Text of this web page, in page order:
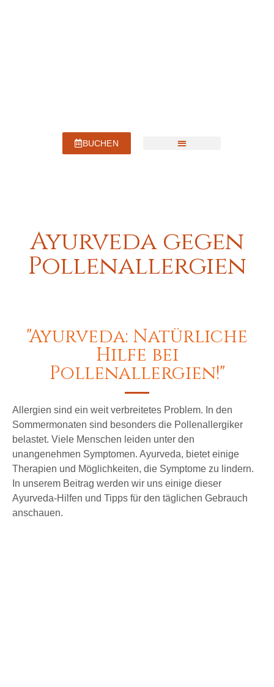
BUCHEN
Ayurveda gegen
Pollenallergien
"Ayurveda: Natürliche
Hilfe bei
Pollenallergien!"
Allergien sind ein weit verbreitetes Problem. In den
Sommermonaten sind besonders die Pollenallergiker
belastet. Viele Menschen leiden unter den
unangenehmen Symptomen. Ayurveda, bietet einige
Therapien und Möglichkeiten, die Symptome zu lindern.
In unserem Beitrag werden wir uns einige dieser
Ayurveda-Hilfen und Tipps für den täglichen Gebrauch
anschauen.